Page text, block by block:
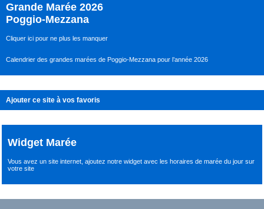
Grande Marée 2026
Poggio-Mezzana
Cliquer ici pour ne plus les manquer
Calendrier des grandes marées de Poggio-Mezzana pour l’année 2026
Ajouter ce site à vos favoris
Widget Marée
Vous avez un site internet,ajoutez notre widget avec les horaires de marée du joursur
votre site